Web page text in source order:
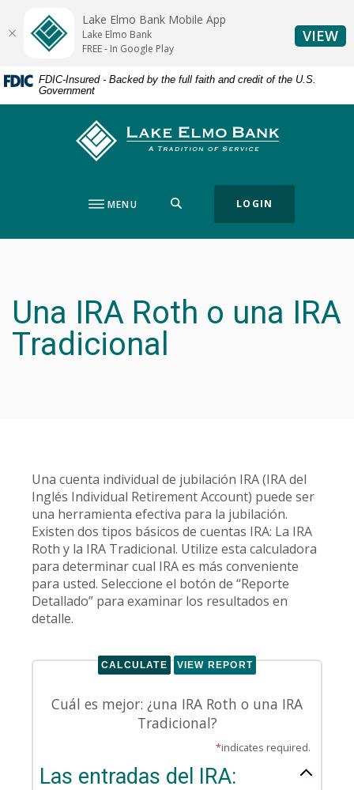
Skip
content
Skip
Acrobat
Reader
or
higher
FDIC-Insured - Backed by the full faith and credit of the U.S.
Government
Lake Elmo Bank
MENU LOGIN
Una IRA Roth o una IRA
Tradicional
Una cuenta individual de jubilación IRA (IRA del
Inglés Individual Retirement Account) puede ser
una herramienta efectiva para la jubilación.
Existen dos tipos básicos de cuentas IRA: La IRA
Roth y la IRA Tradicional. Utilize esta calculadora
para determinar cual IRA es más conveniente
para usted. Seleccione el botón de “Reporte
Detallado” para examinar los resultados en
detalle.
Cuál es mejor: ¿una IRA Roth o una IRA
Tradicional?
*indicates required.
Las entradas del IRA:
Lake Elmo Bank Mobile App
Lake Elmo Bank
FREE - In Google Play
VIEW